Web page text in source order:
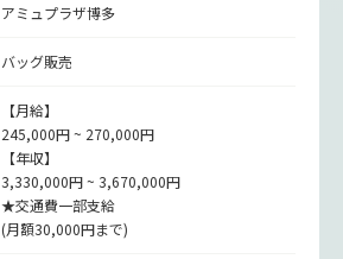
アミュプラザ博多
バッグ販売
【月給】
245,000円 ~ 270,000円
【年収】
3,330,000円 ~ 3,670,000円
★交通費一部支給
(月額30,000円まで)